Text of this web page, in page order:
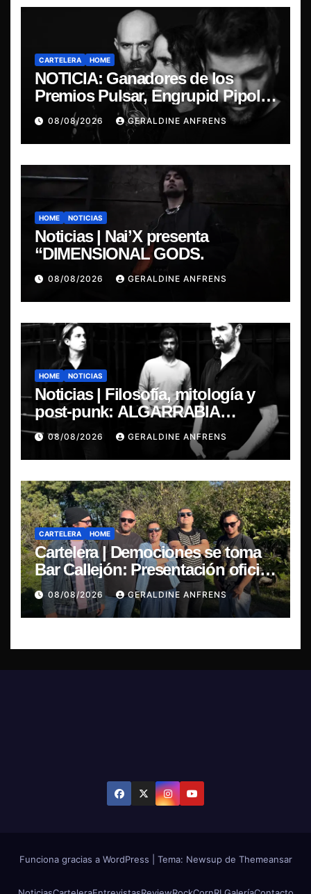
CARTELERA HOME
NOTICIA: Ganadores de los
Premios Pulsar, Engrupid Pipol
presentan show exclusivo.
08/08/2026 GERALDINE ANFRENS
HOME NOTICIAS
Noticias | Nai’X presenta
“DIMENSIONAL GODS.
08/08/2026 GERALDINE ANFRENS
HOME NOTICIAS
Noticias | Filosofía, mitología y
post-punk: ALGARRABIA
presenta “Cantos de Sirena”
08/08/2026 GERALDINE ANFRENS
CARTELERA HOME
Cartelera | Demociones se toma
Bar Callejón: Presentación oficial
de su EP y estreno del single
“Mujer Escarlata”
08/08/2026 GERALDINE ANFRENS
Funciona gracias a WordPress Tema: Newsup de Themeansar